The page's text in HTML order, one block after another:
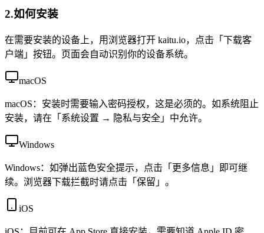
2.如何安装
在需要安装的设备上，用浏览器打开 kaitu.io，点击「下载客
户端」按钮。页面会自动识别你的设备系统。
macOS
macOS：安装时需要输入密码授权，这是必须的。如系统阻止
安装，请在「系统设置 → 隐私与安全」中允许。
Windows
Windows：如弹出蓝色安全提示，点击「更多信息」即可继
续。浏览器下载拦截时请点击「保留」。
iOS